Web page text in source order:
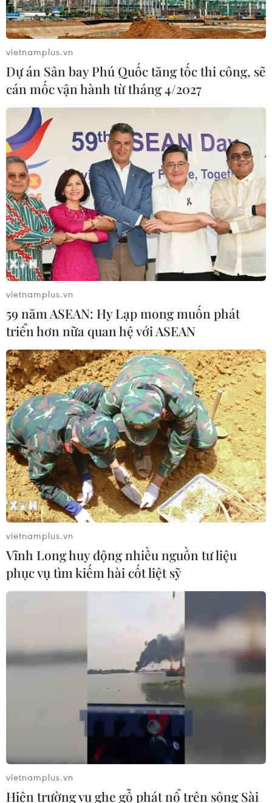
vietnamplus.vn
Dự án Sân bay Phú Quốc tăng tốc thi công, sẽ
cán mốc vận hành từ tháng 4/2027
vietnamplus.vn
59 năm ASEAN: Hy Lạp mong muốn phát
triển hơn nữa quan hệ với ASEAN
vietnamplus.vn
Vĩnh Long huy động nhiều nguồn tư liệu
phục vụ tìm kiếm hài cốt liệt sỹ
vietnamplus.vn
Hiện trường vụ ghe gỗ phát nổ trên sông Sài